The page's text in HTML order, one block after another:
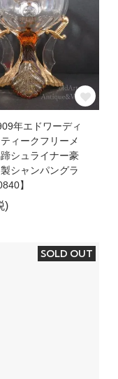
年エドワーディ
ィークフリーメ
シュライナー豪
シャンパングラ
】
)
SOLD OUT